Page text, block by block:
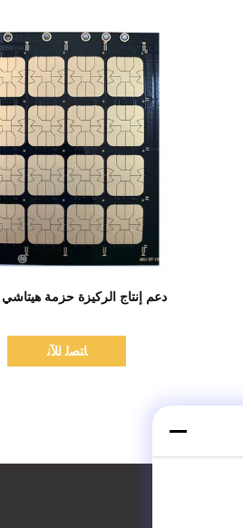
دعم إنتاج الركيزة حزمة هيتاشي BT IC
ﺎﺘﺼﻟ ﺍﻶﻧ